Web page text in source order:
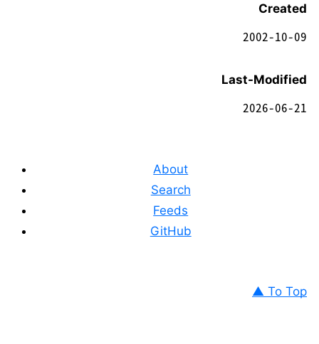
Created
2002-10-09
Last-Modified
2026-06-21
About
Search
Feeds
GitHub
▲ To Top